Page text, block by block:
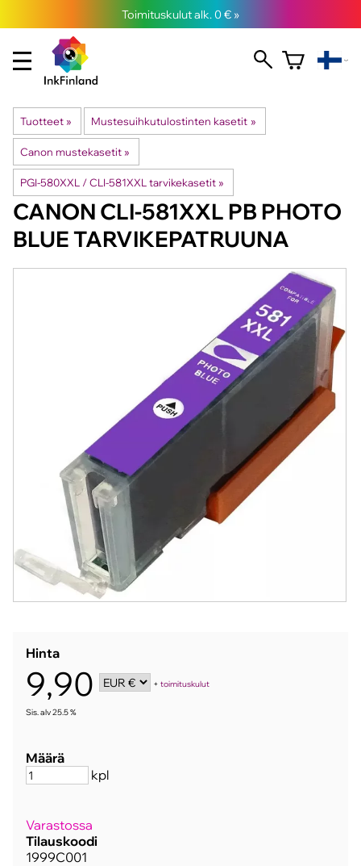
Toimituskulut alk. 0 € »
Tuotteet ‪» Mustesuihkutulostinten kasetit ‪»
Canon mustekasetit ‪»
PGI-580XXL / CLI-581XXL tarvikekasetit ‪»
CANON CLI-581XXL PB PHOTO
BLUE TARVIKEPATRUUNA
Hinta
9,90 +toimituskulut
Sis. alv 25.5 %
Määrä
kpl
Varastossa
Tilauskoodi
1999C001